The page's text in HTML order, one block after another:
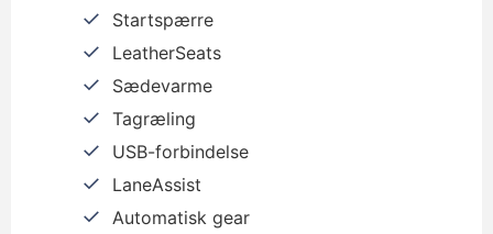
Startspærre
LeatherSeats
Sædevarme
Tagræling
USB-forbindelse
LaneAssist
Automatisk gear